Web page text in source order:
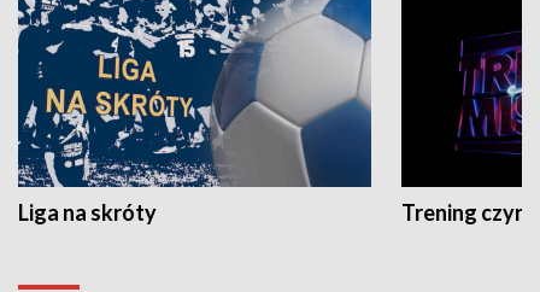
Liga na skróty Trening czyni